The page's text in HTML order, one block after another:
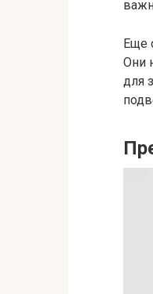
Еще
Они
для